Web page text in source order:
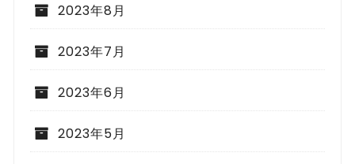
2023年8月
2023年7月
2023年6月
2023年5月